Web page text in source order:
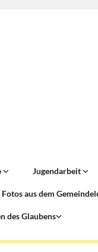
Jugendarbeit
Fotos aus dem
des Glaubens